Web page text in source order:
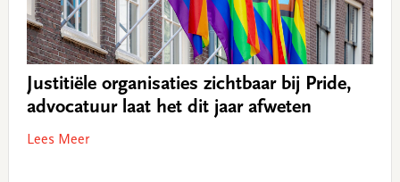
Justitiële organisaties zichtbaar bij Pride,
advocatuur laat het dit jaar afweten
Lees Meer